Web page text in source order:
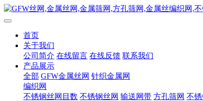
首页
关于我们
公司简介 在线留言 在线反馈 联系我们
产品展示
全部 GFW金属丝网 针织金属网
编织网
不锈钢丝网目数 不锈钢丝网 输送网带 方孔筛网 不锈